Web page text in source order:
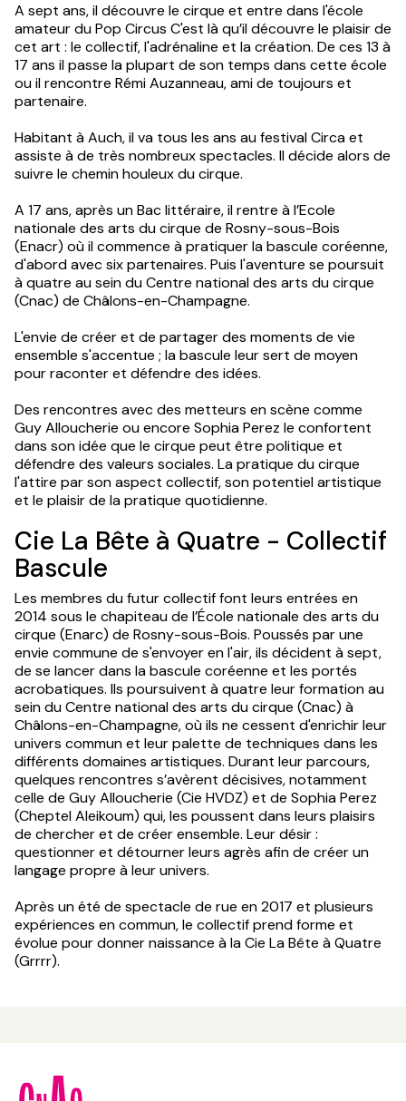
A sept ans, il découvre le cirque et entre dans l'école
amateur du Pop Circus C'est là qu’il découvre le plaisir de
cet art : le collectif, l'adrénaline et la création. De ces 13 à
17 ans il passe la plupart de son temps dans cette école
ou il rencontre Rémi Auzanneau, ami de toujours et
partenaire.
Habitant à Auch, il va tous les ans au festival Circa et
assiste à de très nombreux spectacles. Il décide alors de
suivre le chemin houleux du cirque.
A 17 ans, après un Bac littéraire, il rentre à l’Ecole
nationale des arts du cirque de Rosny-sous-Bois
(Enacr) où il commence à pratiquer la bascule coréenne,
d'abord avec six partenaires. Puis l'aventure se poursuit
à quatre au sein du Centre national des arts du cirque
(Cnac) de Châlons-en-Champagne.
L'envie de créer et de partager des moments de vie
ensemble s'accentue ; la bascule leur sert de moyen
pour raconter et défendre des idées.
Des rencontres avec des metteurs en scène comme
Guy Alloucherie ou encore Sophia Perez le confortent
dans son idée que le cirque peut être politique et
défendre des valeurs sociales. La pratique du cirque
l'attire par son aspect collectif, son potentiel artistique
et le plaisir de la pratique quotidienne.
Cie La Bête à Quatre - Collectif
Bascule
Les membres du futur collectif font leurs entrées en
2014 sous le chapiteau de l’École nationale des arts du
cirque (Enarc) de Rosny-sous-Bois. Poussés par une
envie commune de s'envoyer en l'air, ils décident à sept,
de se lancer dans la bascule coréenne et les portés
acrobatiques. Ils poursuivent à quatre leur formation au
sein du Centre national des arts du cirque (Cnac) à
Châlons-en-Champagne, où ils ne cessent d'enrichir leur
univers commun et leur palette de techniques dans les
différents domaines artistiques. Durant leur parcours,
quelques rencontres s’avèrent décisives, notamment
celle de Guy Alloucherie (Cie HVDZ) et de Sophia Perez
(Cheptel Aleikoum) qui, les poussent dans leurs plaisirs
de chercher et de créer ensemble. Leur désir :
questionner et détourner leurs agrès afin de créer un
langage propre à leur univers.
Après un été de spectacle de rue en 2017 et plusieurs
expériences en commun, le collectif prend forme et
évolue pour donner naissance à la Cie La Bête à Quatre
(Grrrr).